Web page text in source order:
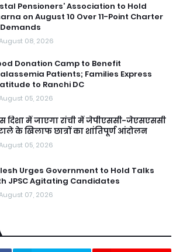
Pensioners’ Association to Hold
on August 10 Over 11-Point Charter
08, 2026
Donation Camp to Benefit
Patients; Families Express
to Ranchi DC
05, 2026
दिशा में जाएगा रांची में जेपीएससी-जेएसएससी
के खिलाफ छात्रों का शांतिपूर्ण आंदोलन
05, 2026
Urges Government to Hold Talks
JPSC Agitating Candidates
07, 2026